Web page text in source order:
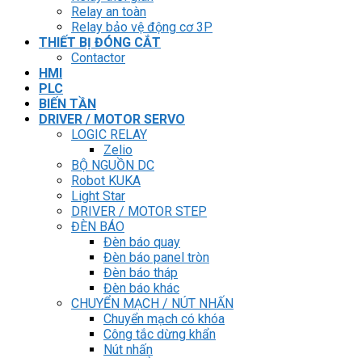
Relay an toàn
Relay bảo vệ động cơ 3P
THIẾT BỊ ĐÓNG CẮT
Contactor
HMI
PLC
BIẾN TẦN
DRIVER / MOTOR SERVO
LOGIC RELAY
Zelio
BỘ NGUỒN DC
Robot KUKA
Light Star
DRIVER / MOTOR STEP
ĐÈN BÁO
Đèn báo quay
Đèn báo panel tròn
Đèn báo tháp
Đèn báo khác
CHUYỂN MẠCH / NÚT NHẤN
Chuyển mạch có khóa
Công tắc dừng khẩn
Nút nhấn